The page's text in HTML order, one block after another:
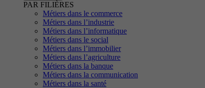
PAR FILIÈRES
Métiers dans le commerce
Métiers dans l’industrie
Métiers dans l’informatique
Métiers dans le social
Métiers dans l’immobilier
Métiers dans l’agriculture
Métiers dans la banque
Métiers dans la communication
Métiers dans la santé